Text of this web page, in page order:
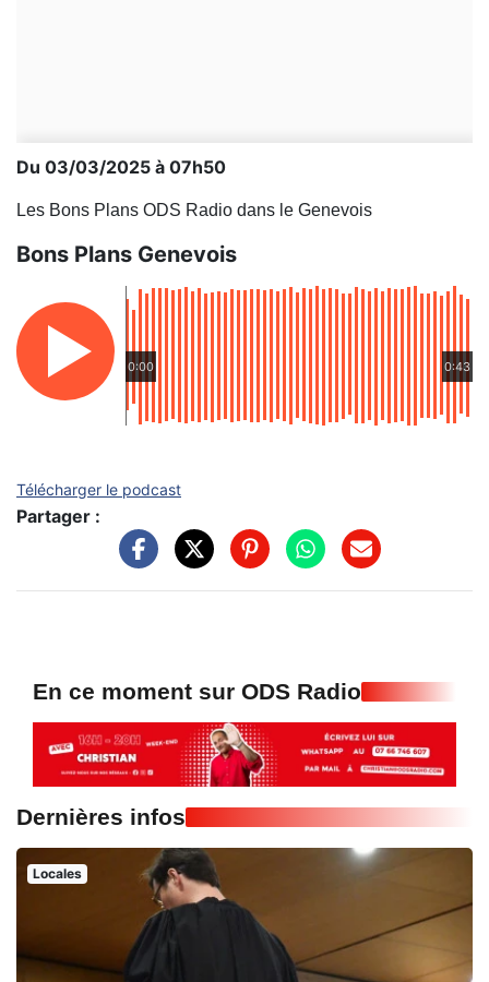
Du 03/03/2025 à 07h50
Les Bons Plans ODS Radio dans le Genevois
Bons Plans Genevois
0:00 0:43
Télécharger le podcast
Partager :
En ce moment sur ODS Radio
Dernières infos
Locales